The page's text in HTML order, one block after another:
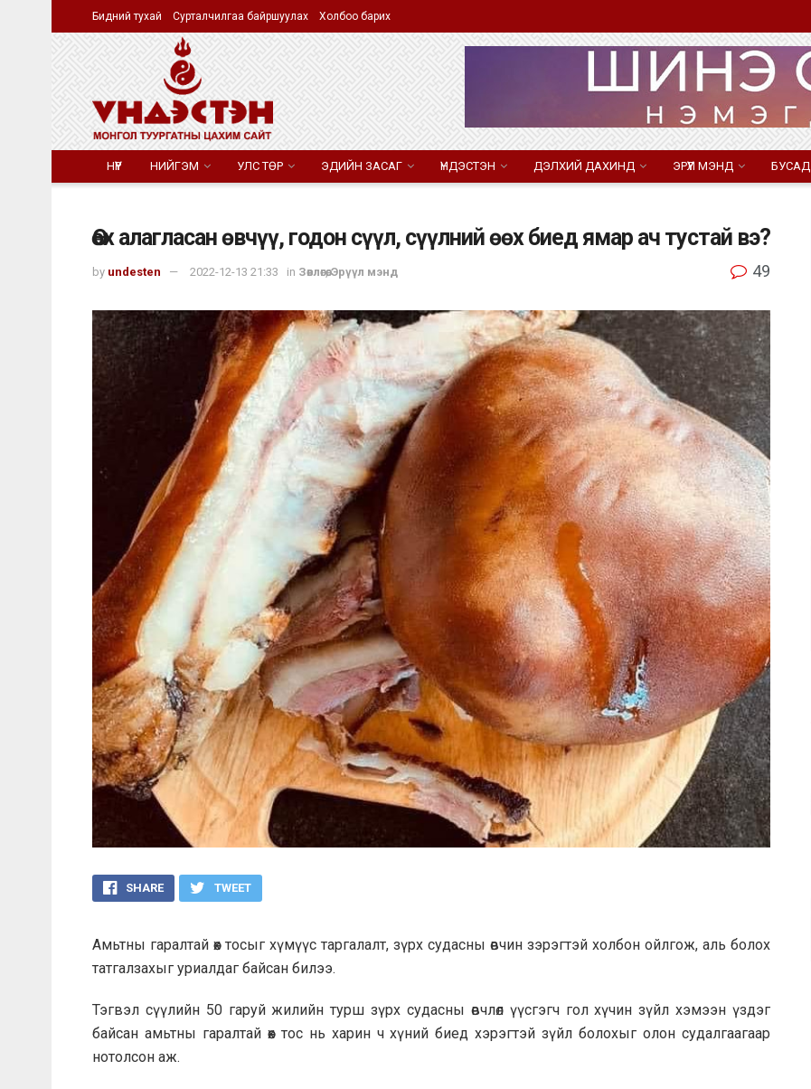
Бидний тухай Сурталчилгаа байршуулах Холбоо барих
НҮҮР НИЙГЭМ УЛС ТӨР ЭДИЙН ЗАСАГ ҮНДЭСТЭН ДЭЛХИЙ ДАХИНД ЭРҮҮЛ МЭНД БУСАД
Өөх алагласан өвчүү, годон сүүл, сүүлний өөх биед ямар ач тустай вэ?
by undesten 2022-12-13 21:33 in Зөвлөгөө,Эрүүл мэнд 49
SHARE TWEET
Амьтны гаралтай өөх тосыг хүмүүс таргалалт, зүрх судасны өвчин зэрэгтэй холбон ойлгож, аль болох
татгалзахыг уриалдаг байсан билээ.
Тэгвэл сүүлийн 50 гаруй жилийн турш зүрх судасны өвчлөл үүсгэгч гол хүчин зүйл хэмээн үздэг
байсан амьтны гаралтай өөх тос нь харин ч хүний биед хэрэгтэй зүйл болохыг олон судалгаагаар
нотолсон аж.